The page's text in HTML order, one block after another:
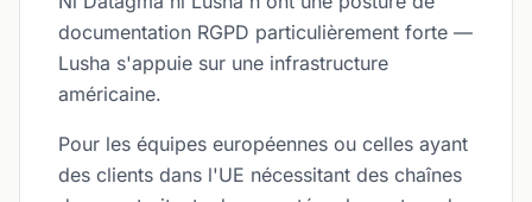
documentation RGPD particulièrement forte —
Lusha s'appuie sur une infrastructure
américaine.
Pour les équipes européennes ou celles ayant
des clients dans l'UE nécessitant des chaînes